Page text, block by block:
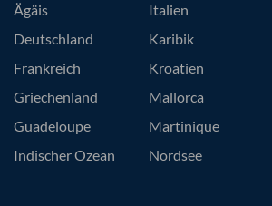
Ägäis
Deutschland
Frankreich
Griechenland
Guadeloupe
Indischer Ozean
Italien
Karibik
Kroatien
Mallorca
Martinique
Nordsee